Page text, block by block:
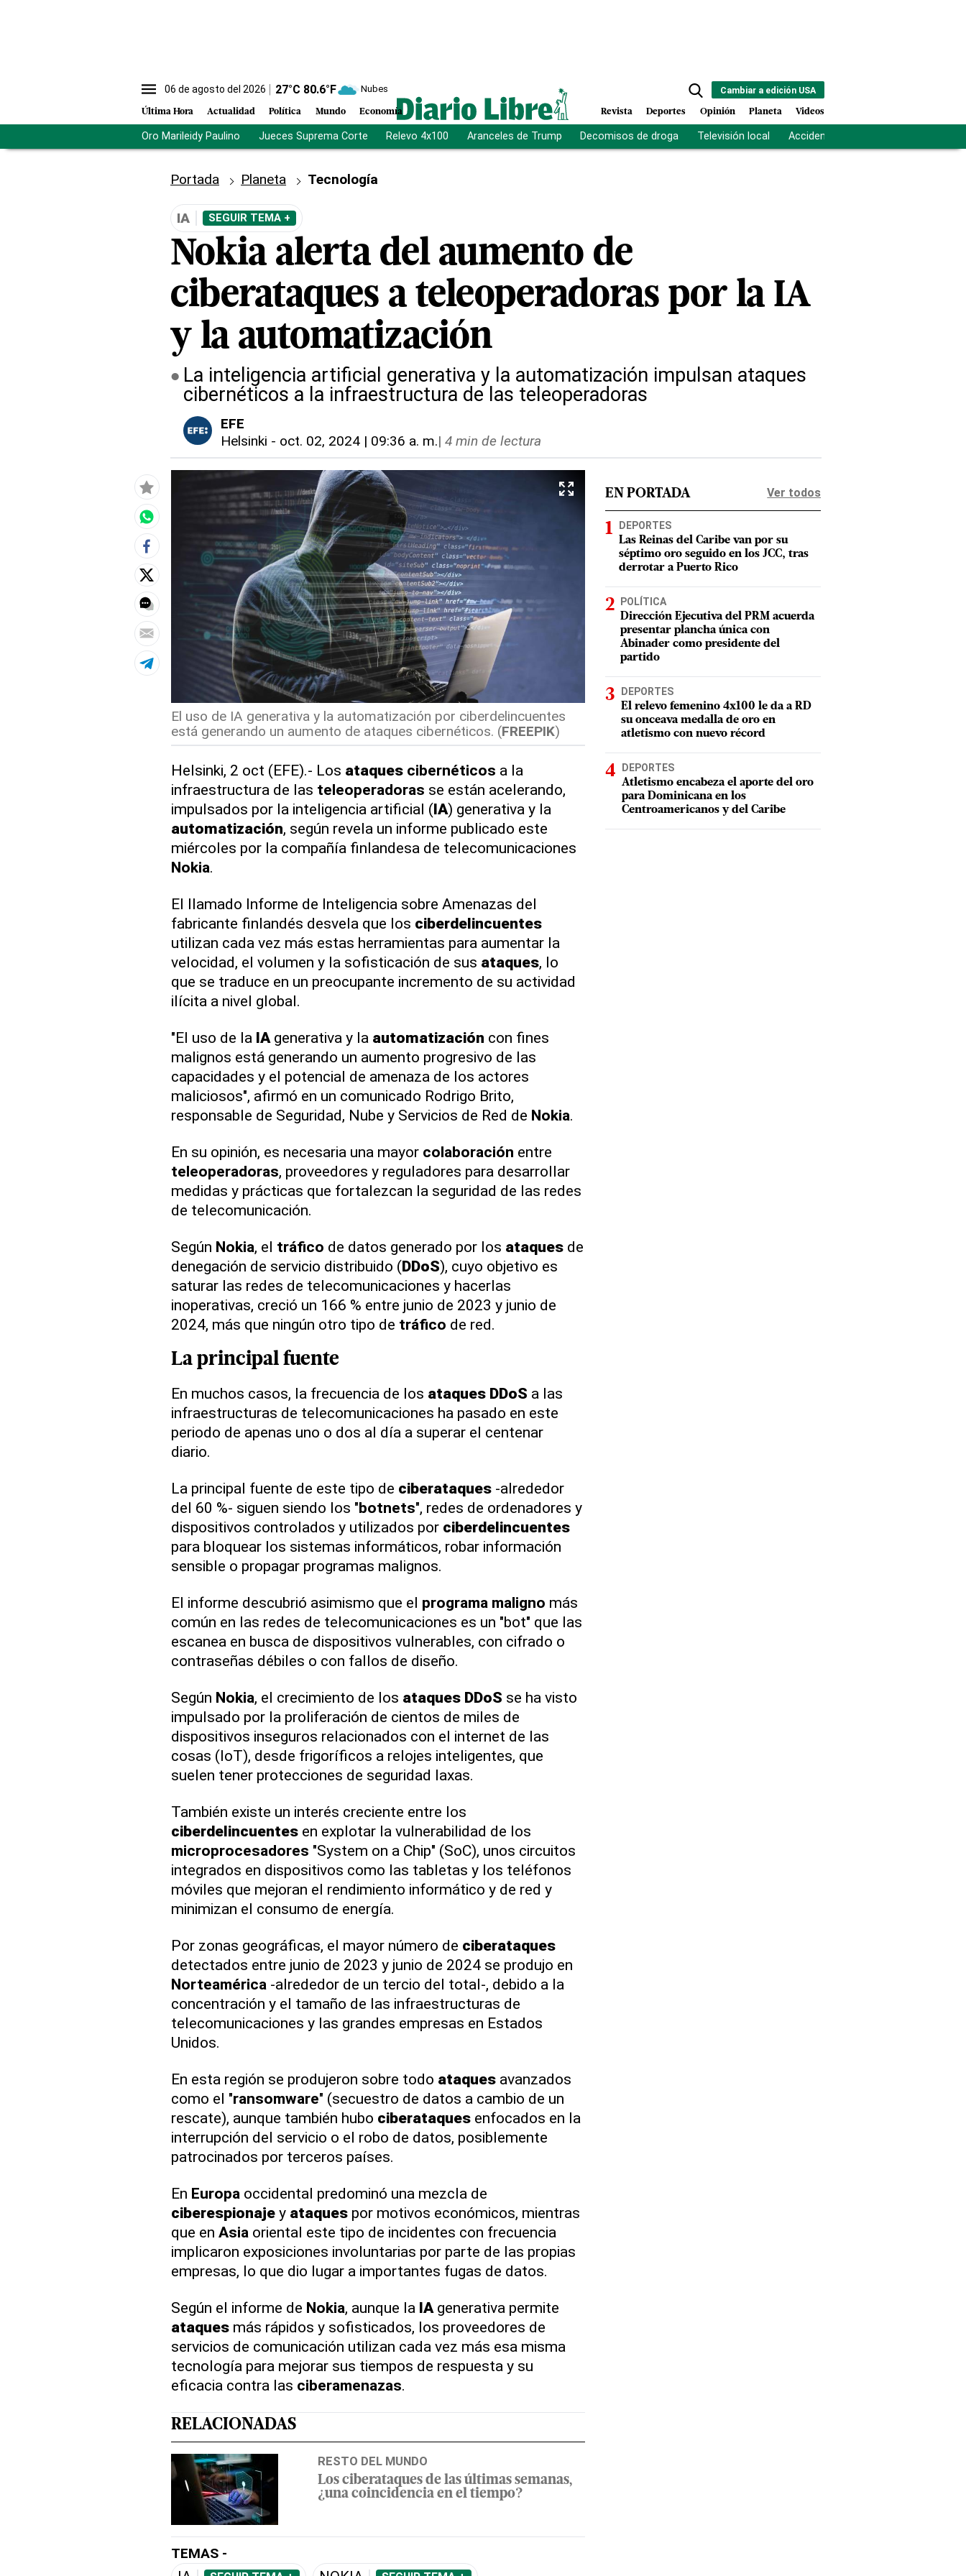
06 de agosto del 2026 27°C 80.6°F Nubes
Última Hora Actualidad Política Mundo Economía
Cambiar a edición USA
Revista Deportes Opinión Planeta Videos
Oro Marileidy Paulino Jueces Suprema Corte Relevo 4x100 Aranceles de Trump Decomisos de droga Televisión local Accidente Los Ríos
Portada Planeta Tecnología
IA SEGUIR TEMA +
Nokia alerta del aumento de
ciberataques a teleoperadoras por la IA
y la automatización
La inteligencia artificial generativa y la automatización impulsan ataques
cibernéticos a la infraestructura de las teleoperadoras
EFE
Helsinki - oct. 02, 2024 | 09:36 a. m.| 4 min de lectura
El uso de IA generativa y la automatización por ciberdelincuentes
está generando un aumento de ataques cibernéticos. (FREEPIK)
Helsinki, 2 oct (EFE).- Los ataques cibernéticos a la
infraestructura de las teleoperadoras se están acelerando,
impulsados por la inteligencia artificial (IA) generativa y la
automatización, según revela un informe publicado este
miércoles por la compañía finlandesa de telecomunicaciones
Nokia.
El llamado Informe de Inteligencia sobre Amenazas del
fabricante finlandés desvela que los ciberdelincuentes
utilizan cada vez más estas herramientas para aumentar la
velocidad, el volumen y la sofisticación de sus ataques, lo
que se traduce en un preocupante incremento de su actividad
ilícita a nivel global.
"El uso de la IAgenerativa y la automatización con fines
malignos está generando un aumento progresivo de las
capacidades y el potencial de amenaza de los actores
maliciosos", afirmó en un comunicado Rodrigo Brito,
responsable de Seguridad, Nube y Servicios de Red de Nokia.
En su opinión, es necesaria una mayor colaboración entre
teleoperadoras, proveedores y reguladores para desarrollar
medidas y prácticas que fortalezcan la seguridad de las redes
de telecomunicación.
Según Nokia, el tráfico de datos generado por los ataquesde
denegación de servicio distribuido (DDoS), cuyo objetivo es
saturar las redes de telecomunicaciones y hacerlas
inoperativas, creció un 166 % entre junio de 2023 y junio de
2024, más que ningún otro tipo de tráfico de red.
La principal fuente
En muchos casos, la frecuencia de los ataques DDoS a las
infraestructuras de telecomunicaciones ha pasado en este
periodo de apenas uno o dos al día a superar el centenar
diario.
La principal fuente de este tipo de ciberataques-alrededor
del 60 %- siguen siendo los "botnets", redes de ordenadores y
dispositivos controlados y utilizados por ciberdelincuentes
para bloquear los sistemas informáticos, robar información
sensible o propagar programas malignos.
El informe descubrió asimismo que el programa maligno más
común en las redes de telecomunicaciones es un "bot" que las
escanea en busca de dispositivos vulnerables, con cifrado o
contraseñas débiles o con fallos de diseño.
Según Nokia, el crecimiento de los ataques DDoS se ha visto
impulsado por la proliferación de cientos de miles de
dispositivos inseguros relacionados con el internet de las
cosas (IoT), desde frigoríficos a relojes inteligentes, que
suelen tener protecciones de seguridad laxas.
También existe un interés creciente entre los
ciberdelincuentesen explotar la vulnerabilidad de los
microprocesadores "System on a Chip" (SoC), unos circuitos
integrados en dispositivos como las tabletas y los teléfonos
móviles que mejoran el rendimiento informático y de red y
minimizan el consumo de energía.
Por zonas geográficas, el mayor número de ciberataques
detectados entre junio de 2023 y junio de 2024 se produjo en
Norteamérica -alrededor de un tercio del total-, debido a la
concentración y el tamaño de las infraestructuras de
telecomunicaciones y las grandes empresas en Estados
Unidos.
En esta región se produjeron sobre todo ataquesavanzados
como el "ransomware" (secuestro de datos a cambio de un
rescate), aunque también hubo ciberataquesenfocados en la
interrupción del servicio o el robo de datos, posiblemente
patrocinados por terceros países.
En Europa occidental predominó una mezcla de
ciberespionajey ataquespor motivos económicos, mientras
que en Asia oriental este tipo de incidentes con frecuencia
implicaron exposiciones involuntarias por parte de las propias
empresas, lo que dio lugar a importantes fugas de datos.
Según el informe de Nokia, aunque la IAgenerativa permite
ataquesmás rápidos y sofisticados, los proveedores de
servicios de comunicación utilizan cada vez más esa misma
tecnología para mejorar sus tiempos de respuesta y su
eficacia contra las ciberamenazas.
RELACIONADAS
RESTO DEL MUNDO
Los ciberataques de las últimas semanas,
¿una coincidencia en el tiempo?
TEMAS -
EN PORTADA Ver todos
DEPORTES
Las Reinas del Caribe van por su
séptimo oro seguido en los JCC, tras
derrotar a Puerto Rico
POLÍTICA
Dirección Ejecutiva del PRM acuerda
presentar plancha única con
Abinader como presidente del
partido
DEPORTES
El relevo femenino 4x100 le da a RD
su onceava medalla de oro en
atletismo con nuevo récord
DEPORTES
Atletismo encabeza el aporte del oro
para Dominicana en los
Centroamericanos y del Caribe